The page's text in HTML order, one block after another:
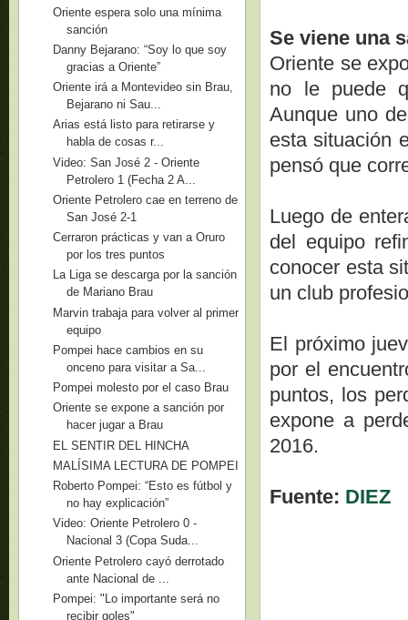
Se viene una
Oriente se
no le puede
Aunque uno
esta situación
pensó que
Luego de
del equipo
conocer esta
un club
El próximo
por el
puntos, los
expone a
2016.
Fuente: DIEZ
Oriente espera solo una mínima
sanción
Danny Bejarano: “Soy lo que soy
gracias a Oriente”
Oriente irá a Montevideo sin Brau,
Bejarano ni Sau...
Arias está listo para retirarse y
habla de cosas r...
Video: San José 2 - Oriente
Petrolero 1 (Fecha 2 A...
Oriente Petrolero cae en terreno de
San José 2-1
Cerraron prácticas y van a Oruro
por los tres puntos
La Liga se descarga por la sanción
de Mariano Brau
Marvin trabaja para volver al primer
equipo
Pompei hace cambios en su
onceno para visitar a Sa...
Pompei molesto por el caso Brau
Oriente se expone a sanción por
hacer jugar a Brau
EL SENTIR DEL HINCHA
MALÍSIMA LECTURA DE POMPEI
Roberto Pompei: “Esto es fútbol y
no hay explicación”
Video: Oriente Petrolero 0 -
Nacional 3 (Copa Suda...
Oriente Petrolero cayó derrotado
ante Nacional de ...
Pompei: "Lo importante será no
recibir goles"